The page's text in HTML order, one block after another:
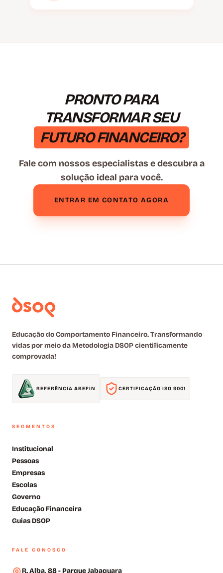
PRONTO PARA
TRANSFORMAR SEU
FUTURO FINANCEIRO?
Fale com nossos especialistas e descubra a
solução ideal para você.
ENTRAR EM CONTATO AGORA
Educação do Comportamento Financeiro. Transformando
vidas por meio da Metodologia DSOP cientificamente
comprovada!
REFERÊNCIA ABEFIN CERTIFICAÇÃO ISO 9001
SEGMENTOS
Institucional
Pessoas
Empresas
Escolas
Governo
Educação Financeira
Guias DSOP
FALE CONOSCO
R. Alba, 88 - Parque Jabaquara